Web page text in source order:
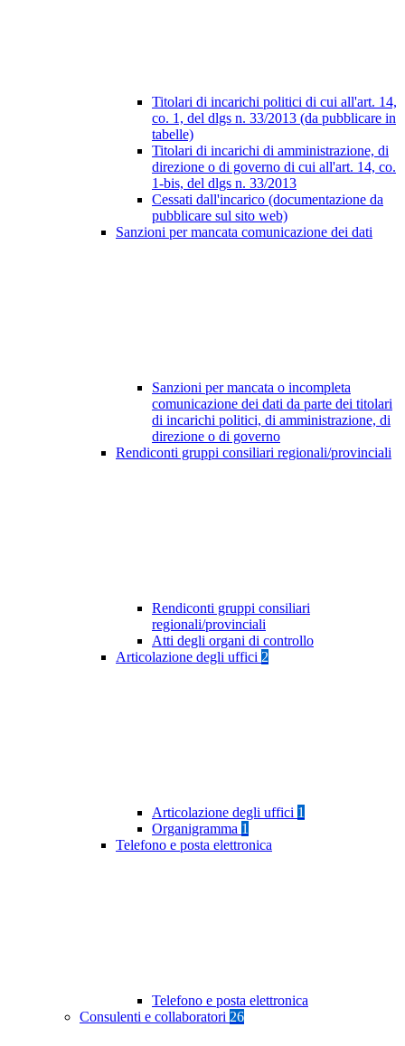
Titolari di incarichi politici di cui all'art. 14,
co. 1, del dlgs n. 33/2013 (da pubblicare in
tabelle)
Titolari di incarichi di amministrazione, di
direzione o di governo di cui all'art. 14, co.
1-bis, del dlgs n. 33/2013
Cessati dall'incarico (documentazione da
pubblicare sul sito web)
Sanzioni per mancata comunicazione dei dati
Sanzioni per mancata o incompleta
comunicazione dei dati da parte dei titolari
di incarichi politici, di amministrazione, di
direzione o di governo
Rendiconti gruppi consiliari regionali/provinciali
Rendiconti gruppi consiliari
regionali/provinciali
Atti degli organi di controllo
Articolazione degli uffici 2
Articolazione degli uffici 1
Organigramma 1
Telefono e posta elettronica
Telefono e posta elettronica
Consulenti e collaboratori 26